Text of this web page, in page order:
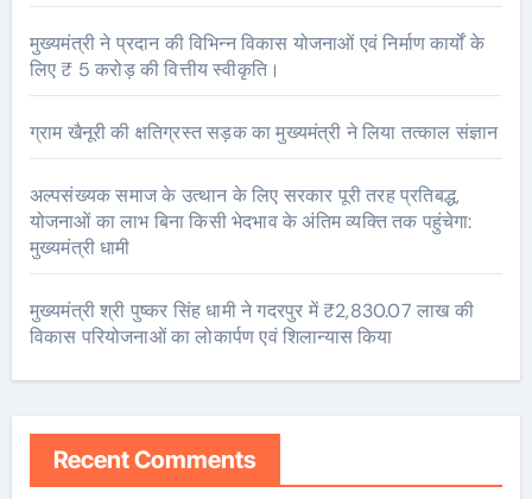
मुख्यमंत्री ने प्रदान की विभिन्न विकास योजनाओं एवं निर्माण कार्यों के
लिए ₹ 5 करोड़ की वित्तीय स्वीकृति।
ग्राम खैनूरी की क्षतिग्रस्त सड़क का मुख्यमंत्री ने लिया तत्काल संज्ञान
अल्पसंख्यक समाज के उत्थान के लिए सरकार पूरी तरह प्रतिबद्ध,
योजनाओं का लाभ बिना किसी भेदभाव के अंतिम व्यक्ति तक पहुंचेगा:
मुख्यमंत्री धामी
मुख्यमंत्री श्री पुष्कर सिंह धामी ने गदरपुर में ₹2,830.07 लाख की
विकास परियोजनाओं का लोकार्पण एवं शिलान्यास किया
Recent Comments